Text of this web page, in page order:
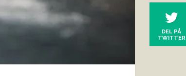
DEL PÅ
TWITTER